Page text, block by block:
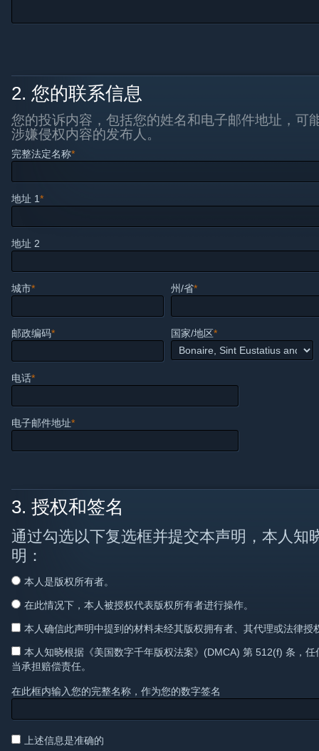
2. 您的联系信息
您的投诉内容，包括您的姓名和电子邮件地址，可
涉嫌侵权内容的发布人。
完整法定名称*
地址 1*
地址 2
城市* 州/省*
邮政编码* 国家/地区*
电话*
电子邮件地址*
3. 授权和签名
通过勾选以下复选框并提交本声明，本人知
明：
本人是版权所有者。
在此情况下，本人被授权代表版权所有者进行操作。
本人确信此声明中提到的材料未经其版权拥有者、其代理或法律授
本人知晓根据《美国数字千年版权法案》(DMCA) 第 512(f) 条，
当承担赔偿责任。
在此框内输入您的完整名称，作为您的数字签名
上述信息是准确的